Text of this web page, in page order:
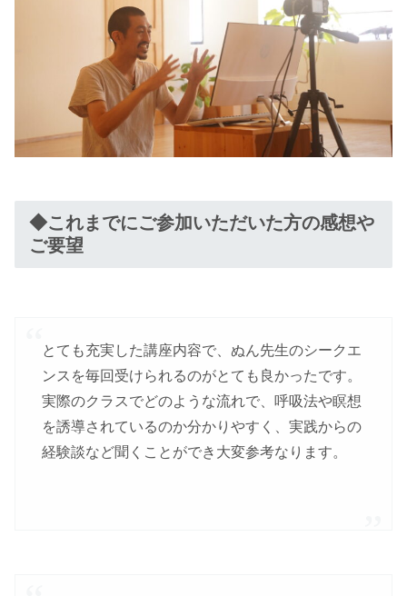
◆これまでにご参加いただいた方の感想や
ご要望
とても充実した講座内容で、ぬん先生のシークエ
ンスを毎回受けられるのがとても良かったです。
実際のクラスでどのような流れで、呼吸法や瞑想
を誘導されているのか分かりやすく、実践からの
経験談など聞くことができ大変参考なります。